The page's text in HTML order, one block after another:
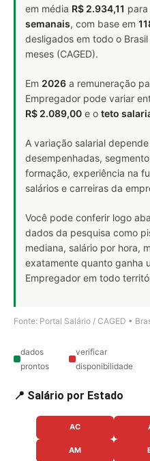
em média R$ 2.934,11
semanais, com base em
desligados em todo o
meses (CAGED).
Em 2026 a remuneração
Empregador pode variar
R$ 2.089,00 e o teto
A variação salarial
desempenhadas,
formação, experiência na
salários e carreiras da
Você pode conferir logo
dados da pesquisa como
mediana, salário por hora,
exatamente quanto ganha
Empregador em todo
Fonte: Portal Salário / CAGED •
dados
prontos
verificar
disponibilidade
📍 Salário por Estado
AC
AM